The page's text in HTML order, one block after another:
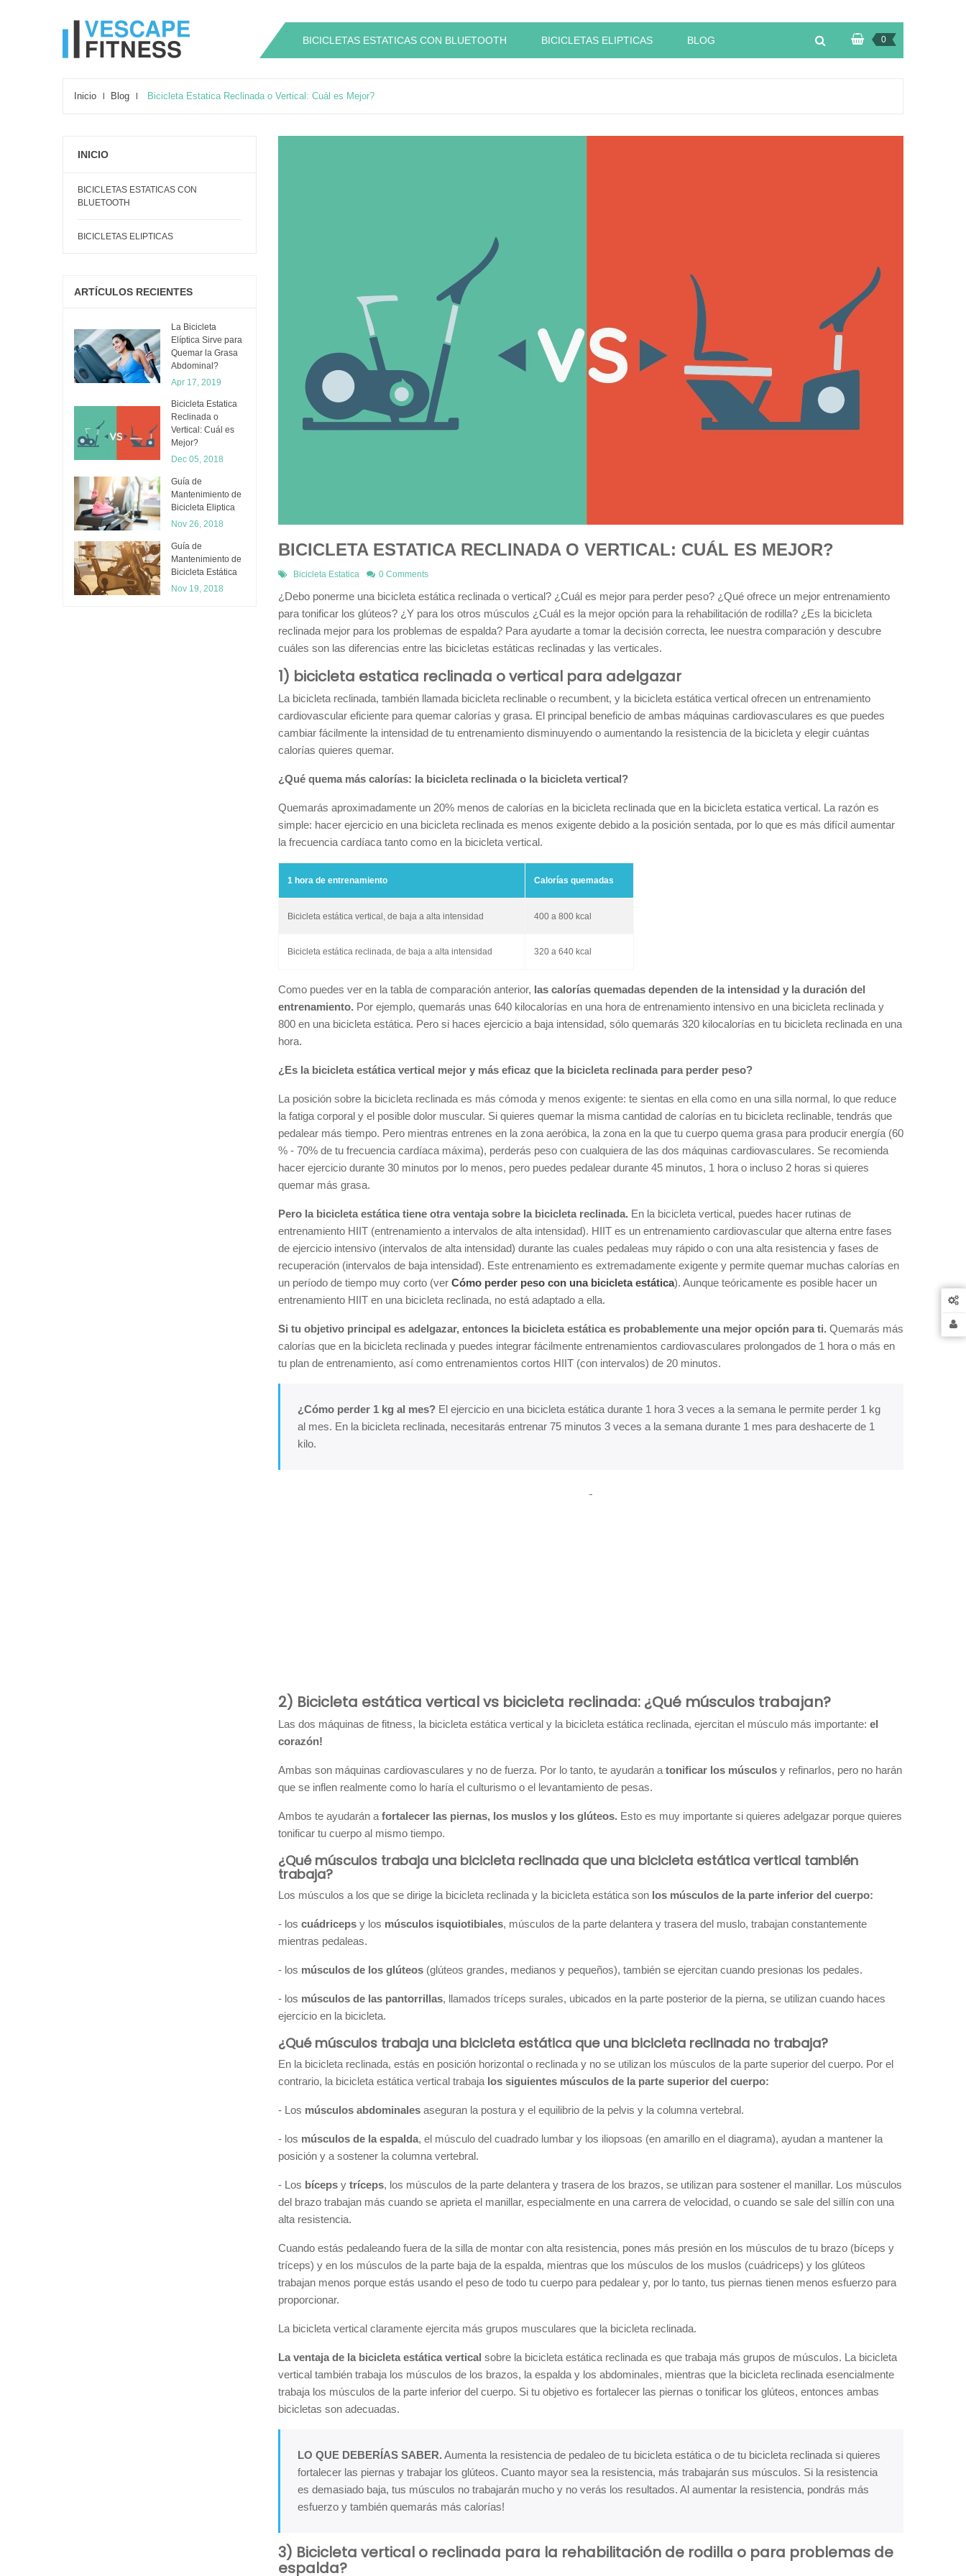
0
BICICLETAS ESTATICAS CON BLUETOOTH BICICLETAS ELIPTICAS BLOG
.
Inicio Blog Bicicleta Estatica Reclinada o Vertical: Cuál es Mejor?
INICIO
BICICLETAS ESTATICAS CON
BLUETOOTH
BICICLETAS ELIPTICAS
ARTÍCULOS RECIENTES
La Bicicleta
Elíptica Sirve para
Quemar la Grasa
Abdominal?
Apr 17, 2019
Bicicleta Estatica
Reclinada o
Vertical: Cuál es
Mejor?
Dec 05, 2018
​Guía de
Mantenimiento de
Bicicleta Eliptica
Nov 26, 2018
Guía de
Mantenimiento de
Bicicleta Estática
Nov 19, 2018
BICICLETA ESTATICA RECLINADA O VERTICAL: CUÁL ES MEJOR?
Bicicleta Estatica 0 Comments
¿Debo ponerme una bicicleta estática reclinada o vertical? ¿Cuál es mejor para perder peso? ¿Qué ofrece un mejor entrenamiento
para tonificar los glúteos? ¿Y para los otros músculos ¿Cuál es la mejor opción para la rehabilitación de rodilla? ¿Es la bicicleta
reclinada mejor para los problemas de espalda? Para ayudarte a tomar la decisión correcta, lee nuestra comparación y descubre
cuáles son las diferencias entre las bicicletas estáticas reclinadas y las verticales.
1) bicicleta estatica reclinada o vertical para adelgazar
La bicicleta reclinada, también llamada bicicleta reclinable o recumbent, y la bicicleta estática vertical ofrecen un entrenamiento
cardiovascular eficiente para quemar calorías y grasa. El principal beneficio de ambas máquinas cardiovasculares es que puedes
cambiar fácilmente la intensidad de tu entrenamiento disminuyendo o aumentando la resistencia de la bicicleta y elegir cuántas
calorías quieres quemar.
¿Qué quema más calorías: la bicicleta reclinada o la bicicleta vertical?
Quemarás aproximadamente un 20% menos de calorías en la bicicleta reclinada que en la bicicleta estatica vertical. La razón es
simple: hacer ejercicio en una bicicleta reclinada es menos exigente debido a la posición sentada, por lo que es más difícil aumentar
la frecuencia cardíaca tanto como en la bicicleta vertical.
1 hora de entrenamiento Calorías quemadas
Bicicleta estática vertical, de baja a alta intensidad 400 a 800 kcal
Bicicleta estática reclinada, de baja a alta intensidad 320 a 640 kcal
Como puedes ver en la tabla de comparación anterior, las calorías quemadas dependen de la intensidad y la duración del
entrenamiento. Por ejemplo, quemarás unas 640 kilocalorías en una hora de entrenamiento intensivo en una bicicleta reclinada y
800 en una bicicleta estática. Pero si haces ejercicio a baja intensidad, sólo quemarás 320 kilocalorías en tu bicicleta reclinada en una
hora.
¿Es la bicicleta estática vertical mejor y más eficaz que la bicicleta reclinada para perder peso?
La posición sobre la bicicleta reclinada es más cómoda y menos exigente: te sientas en ella como en una silla normal, lo que reduce
la fatiga corporal y el posible dolor muscular. Si quieres quemar la misma cantidad de calorías en tu bicicleta reclinable, tendrás que
pedalear más tiempo. Pero mientras entrenes en la zona aeróbica, la zona en la que tu cuerpo quema grasa para producir energía (60
% - 70% de tu frecuencia cardíaca máxima), perderás peso con cualquiera de las dos máquinas cardiovasculares. Se recomienda
hacer ejercicio durante 30 minutos por lo menos, pero puedes pedalear durante 45 minutos, 1 hora o incluso 2 horas si quieres
quemar más grasa.
Pero la bicicleta estática tiene otra ventaja sobre la bicicleta reclinada. En la bicicleta vertical, puedes hacer rutinas de
entrenamiento HIIT (entrenamiento a intervalos de alta intensidad). HIIT es un entrenamiento cardiovascular que alterna entre fases
de ejercicio intensivo (intervalos de alta intensidad) durante las cuales pedaleas muy rápido o con una alta resistencia y fases de
recuperación (intervalos de baja intensidad). Este entrenamiento es extremadamente exigente y permite quemar muchas calorías en
un período de tiempo muy corto (ver Cómo perder peso con una bicicleta estática). Aunque teóricamente es posible hacer un
entrenamiento HIIT en una bicicleta reclinada, no está adaptado a ella.
Si tu objetivo principal es adelgazar, entonces la bicicleta estática es probablemente una mejor opción para ti. Quemarás más
calorías que en la bicicleta reclinada y puedes integrar fácilmente entrenamientos cardiovasculares prolongados de 1 hora o más en
tu plan de entrenamiento, así como entrenamientos cortos HIIT (con intervalos) de 20 minutos.
¿Cómo perder 1 kg al mes? El ejercicio en una bicicleta estática durante 1 hora 3 veces a la semana le permite perder 1 kg
al mes. En la bicicleta reclinada, necesitarás entrenar 75 minutos 3 veces a la semana durante 1 mes para deshacerte de 1
kilo.
2) Bicicleta estática vertical vs bicicleta reclinada: ¿Qué músculos trabajan?
Las dos máquinas de fitness, la bicicleta estática vertical y la bicicleta estática reclinada, ejercitan el músculo más importante: el
corazón!
Ambas son máquinas cardiovasculares y no de fuerza. Por lo tanto, te ayudarán a tonificar los músculos y refinarlos, pero no harán
que se inflen realmente como lo haría el culturismo o el levantamiento de pesas.
Ambos te ayudarán a fortalecer las piernas, los muslos y los glúteos. Esto es muy importante si quieres adelgazar porque quieres
tonificar tu cuerpo al mismo tiempo.
¿Qué músculos trabaja una bicicleta reclinada que una bicicleta estática vertical también
trabaja?
Los músculos a los que se dirige la bicicleta reclinada y la bicicleta estática son los músculos de la parte inferior del cuerpo:
- los cuádriceps y los músculos isquiotibiales, músculos de la parte delantera y trasera del muslo, trabajan constantemente
mientras pedaleas.
- los músculos de los glúteos (glúteos grandes, medianos y pequeños), también se ejercitan cuando presionas los pedales.
- los músculos de las pantorrillas, llamados tríceps surales, ubicados en la parte posterior de la pierna, se utilizan cuando haces
ejercicio en la bicicleta.
¿Qué músculos trabaja una bicicleta estática que una bicicleta reclinada no trabaja?
En la bicicleta reclinada, estás en posición horizontal o reclinada y no se utilizan los músculos de la parte superior del cuerpo. Por el
contrario, la bicicleta estática vertical trabaja los siguientes músculos de la parte superior del cuerpo:
- Los músculos abdominales aseguran la postura y el equilibrio de la pelvis y la columna vertebral.
- los músculos de la espalda, el músculo del cuadrado lumbar y los iliopsoas (en amarillo en el diagrama), ayudan a mantener la
posición y a sostener la columna vertebral.
- Los bíceps y tríceps, los músculos de la parte delantera y trasera de los brazos, se utilizan para sostener el manillar. Los músculos
del brazo trabajan más cuando se aprieta el manillar, especialmente en una carrera de velocidad, o cuando se sale del sillín con una
alta resistencia.
Cuando estás pedaleando fuera de la silla de montar con alta resistencia, pones más presión en los músculos de tu brazo (bíceps y
tríceps) y en los músculos de la parte baja de la espalda, mientras que los músculos de los muslos (cuádriceps) y los glúteos
trabajan menos porque estás usando el peso de todo tu cuerpo para pedalear y, por lo tanto, tus piernas tienen menos esfuerzo para
proporcionar.
La bicicleta vertical claramente ejercita más grupos musculares que la bicicleta reclinada.
La ventaja de la bicicleta estática vertical sobre la bicicleta estática reclinada es que trabaja más grupos de músculos. La bicicleta
vertical también trabaja los músculos de los brazos, la espalda y los abdominales, mientras que la bicicleta reclinada esencialmente
trabaja los músculos de la parte inferior del cuerpo. Si tu objetivo es fortalecer las piernas o tonificar los glúteos, entonces ambas
bicicletas son adecuadas.
LO QUE DEBERÍAS SABER. Aumenta la resistencia de pedaleo de tu bicicleta estática o de tu bicicleta reclinada si quieres
fortalecer las piernas y trabajar los glúteos. Cuanto mayor sea la resistencia, más trabajarán sus músculos. Si la resistencia
es demasiado baja, tus músculos no trabajarán mucho y no verás los resultados. Al aumentar la resistencia, pondrás más
esfuerzo y también quemarás más calorías!
3) Bicicleta vertical o reclinada para la rehabilitación de rodilla o para problemas de
espalda?